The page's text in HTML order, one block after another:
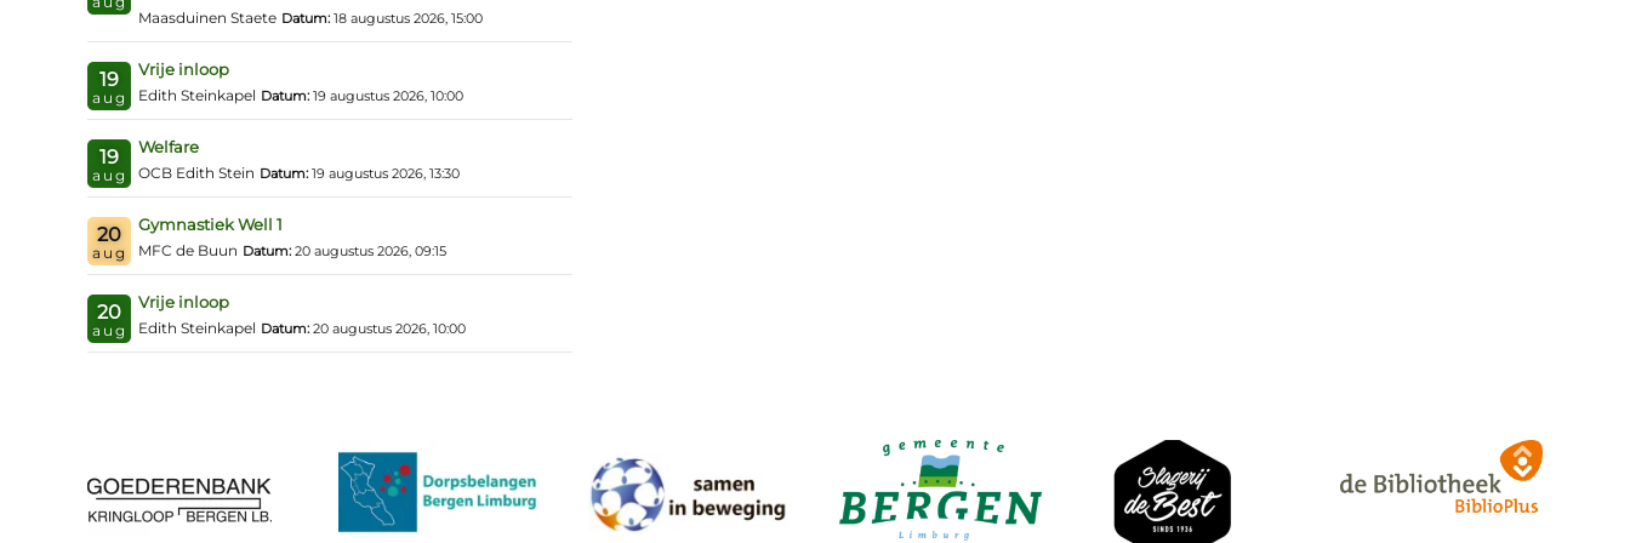
Maasduinen Staete Datum: 18 augustus 2026, 15:00
19
aug
Vrije inloop
Edith Steinkapel Datum: 19 augustus 2026, 10:00
19
aug
Welfare
OCB Edith Stein Datum: 19 augustus 2026, 13:30
20
aug
Gymnastiek Well 1
MFC de Buun Datum: 20 augustus 2026, 09:15
20
aug
Vrije inloop
Edith Steinkapel Datum: 20 augustus 2026, 10:00